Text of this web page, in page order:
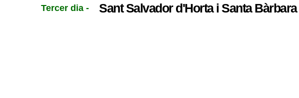
Tercer dia - Sant Salvador d'Horta i Santa Bàrbara